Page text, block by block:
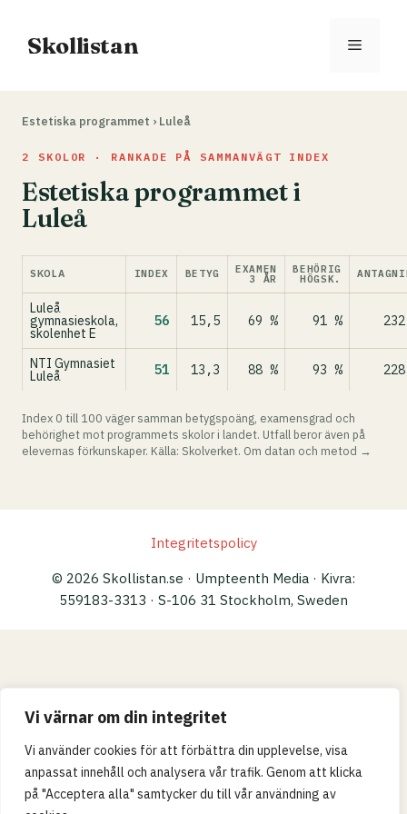
Vi värnar om din integritet
Vi använder cookies för att förbättra din upplevelse, visa
anpassat innehåll och analysera vår trafik. Genom att klicka
på "Acceptera alla" samtycker du till vår användning av
innehåll
Skollistan Meny
Estetiska programmet › Luleå
2 SKOLOR · RANKADE PÅ SAMMANVÄGT INDEX
Estetiska programmet i
Luleå
SKOLA INDEX BETYG EXAMEN
3 ÅR
BEHÖRIG
HÖGSK.
Luleå
gymnasieskola,
skolenhet E
56 15,5 69 % 91 %
NTI Gymnasiet
Luleå 51 13,3 88 % 93 %
Index 0 till 100 väger samman betygspoäng, examensgrad och
behörighet mot programmets skolor i landet. Utfall beror även på
elevernas förkunskaper. Källa: Skolverket. Om datan och metod →
Integritetspolicy
© 2026 Skollistan.se · Umpteenth Media · Kivra:
559183-3313 · S-106 31 Stockholm, Sweden